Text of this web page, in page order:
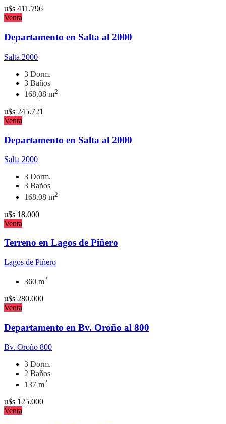
u$s 411.796
Venta
Departamento en Salta al 2000
Salta 2000
3 Dorm.
3 Baños
168,08 m2
u$s 245.721
Venta
Departamento en Salta al 2000
Salta 2000
3 Dorm.
3 Baños
168,08 m2
u$s 18.000
Venta
Terreno en Lagos de Piñero
Lagos de Piñero
360 m2
u$s 280.000
Venta
Departamento en Bv. Oroño al 800
Bv. Oroño 800
3 Dorm.
2 Baños
137 m2
u$s 125.000
Venta